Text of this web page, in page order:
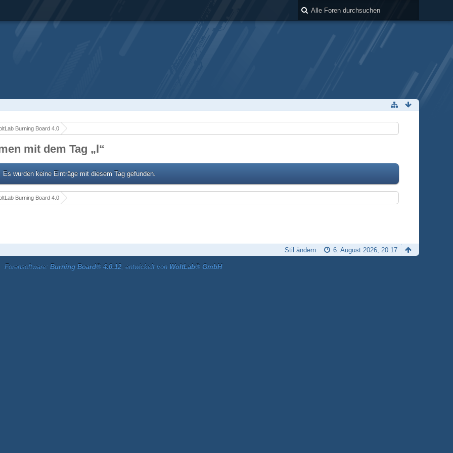
Burning Board 4.0
mit dem Tag „l“
Es wurden keine Einträge mit diesem Tag gefunden.
Burning Board 4.0
6. August 2026, 20:17
Stil ändern
Forensoftware: Burning Board® 4.0.12, entwickelt von WoltLab® GmbH